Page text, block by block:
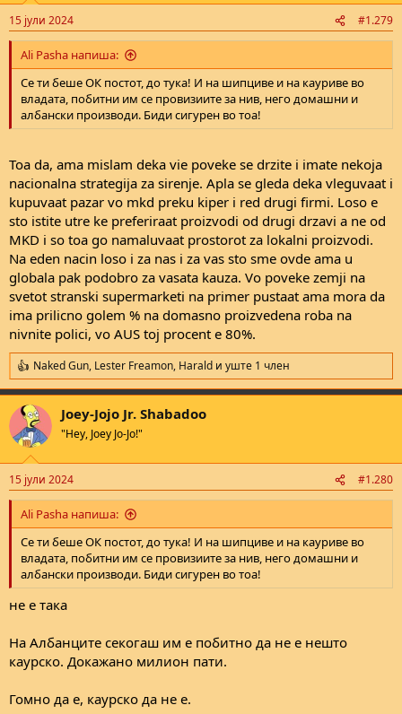
s
:
15 јули 2024 #1.279
Ali Pasha напиша:
Се ти беше ОК постот, до тука! И на шипциве и на кауриве во
владата, побитни им се провизиите за нив, него домашни и
албански производи. Биди сигурен во тоа!
Toa da, ama mislam deka vie poveke se drzite i imate nekoja
nacionalna strategija za sirenje. Apla se gleda deka vleguvaat i
kupuvaat pazar vo mkd preku kiper i red drugi firmi. Loso e
sto istite utre ke preferiraat proizvodi od drugi drzavi a ne od
MKD i so toa go namaluvaat prostorot za lokalni proizvodi.
Na eden nacin loso i za nas i za vas sto sme ovde ama u
globala pak podobro za vasata kauza. Vo poveke zemji na
svetot stranski supermarketi na primer pustaat ama mora da
ima prilicno golem % na domasno proizvedena roba na
nivnite polici, vo AUS toj procent e 80%.
R
e
a
c
t
i
s
:
Naked Gun, Lester Freamon, Harald и уште 1 член
Joey-Jojo Jr. Shabadoo
"Hey, Joey Jo-Jo!"
15 јули 2024 #1.280
Ali Pasha напиша:
Се ти беше ОК постот, до тука! И на шипциве и на кауриве во
владата, побитни им се провизиите за нив, него домашни и
албански производи. Биди сигурен во тоа!
не е така
На Албанците секогаш им е побитно да не е нешто
каурско. Докажано милион пати.
Гомно да е, каурско да не е.